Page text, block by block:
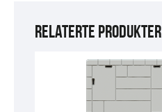
RELATERTE PRODUKTER